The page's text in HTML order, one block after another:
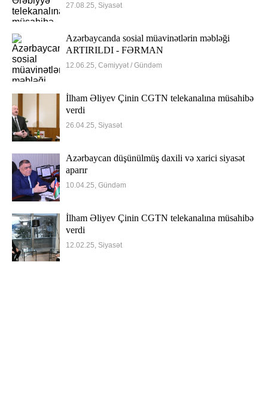
27.08.25, Siyasət
Azərbaycanda sosial müavinətlərin məbləği
ARTIRILDI - FƏRMAN
12.06.25, Cəmiyyət / Gündəm
İlham Əliyev Çinin CGTN telekanalına müsahibə
verdi
26.04.25, Siyasət
Azərbaycan düşünülmüş daxili və xarici siyasət
aparır
10.04.25, Gündəm
İlham Əliyev Çinin CGTN telekanalına müsahibə
verdi
12.02.25, Siyasət